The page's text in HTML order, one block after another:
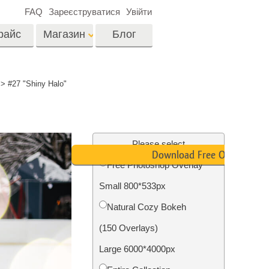
фотографій нерухомості
Реставрація фото
Магазин
Професійні відео
оверлейси
Блог
FAQ Зареєструватися Увійти
#27 "Shiny Halo"
Please select
Free Photoshop Overlay
Small 800*533px
Natural Cozy Bokeh
(150 Overlays)
Large 6000*4000px
Download Free Overlay